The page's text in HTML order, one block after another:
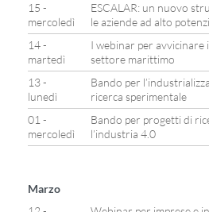
15 -
mercoledì
ESCALAR: un nuovo
le aziende ad alto
14 -
martedì
I webinar per avvicinare
settore marittimo
13 -
lunedì
Bando per
ricerca sperimentale
01 -
mercoledì
Bando per progetti di
l’industria 4.0
Marzo